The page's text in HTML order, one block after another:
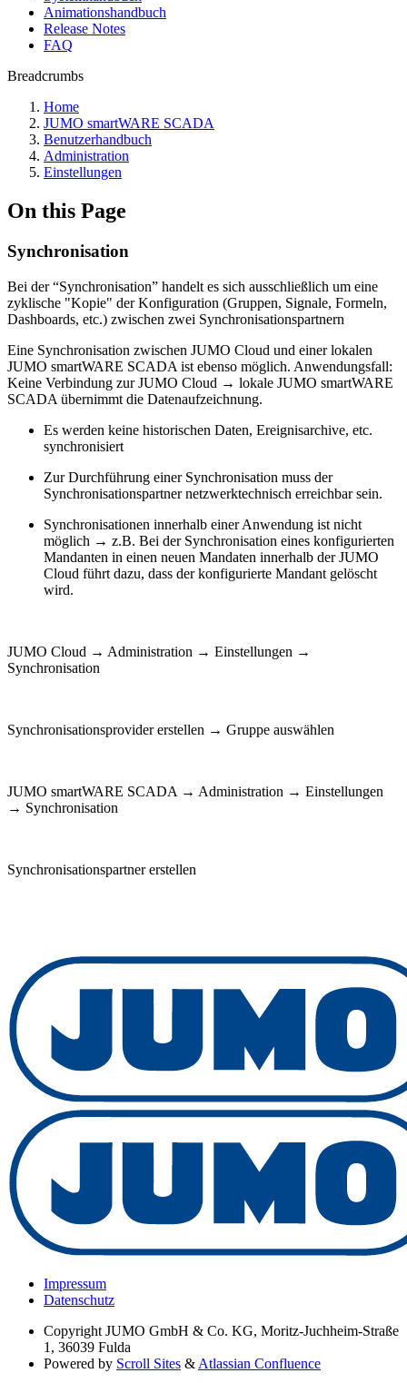
Animationshandbuch
Release Notes
FAQ
Breadcrumbs
Home
JUMO smartWARE SCADA
Benutzerhandbuch
Administration
Einstellungen
On this Page
Synchronisation
Bei der “Synchronisation” handelt es sich ausschließlich um eine
zyklische "Kopie" der Konfiguration (Gruppen, Signale, Formeln,
Dashboards, etc.) zwischen zwei Synchronisationspartnern
Eine Synchronisation zwischen JUMO Cloud und einer lokalen
JUMO smartWARE SCADA ist ebenso möglich. Anwendungsfall:
Keine Verbindung zur JUMO Cloud → lokale JUMO smartWARE
SCADA übernimmt die Datenaufzeichnung.
Es werden keine historischen Daten, Ereignisarchive, etc.
synchronisiert
Zur Durchführung einer Synchronisation muss der
Synchronisationspartner netzwerktechnisch erreichbar sein.
Synchronisationen innerhalb einer Anwendung ist nicht
möglich → z.B. Bei der Synchronisation eines konfigurierten
Mandanten in einen neuen Mandaten innerhalb der JUMO
Cloud führt dazu, dass der konfigurierte Mandant gelöscht
wird.
JUMO Cloud → Administration → Einstellungen →
Synchronisation
Synchronisationsprovider erstellen → Gruppe auswählen
JUMO smartWARE SCADA → Administration → Einstellungen
→ Synchronisation
Synchronisationspartner erstellen
Impressum
Datenschutz
Copyright JUMO GmbH & Co. KG, Moritz-Juchheim-Straße
1, 36039 Fulda
Powered by Scroll Sites & Atlassian Confluence